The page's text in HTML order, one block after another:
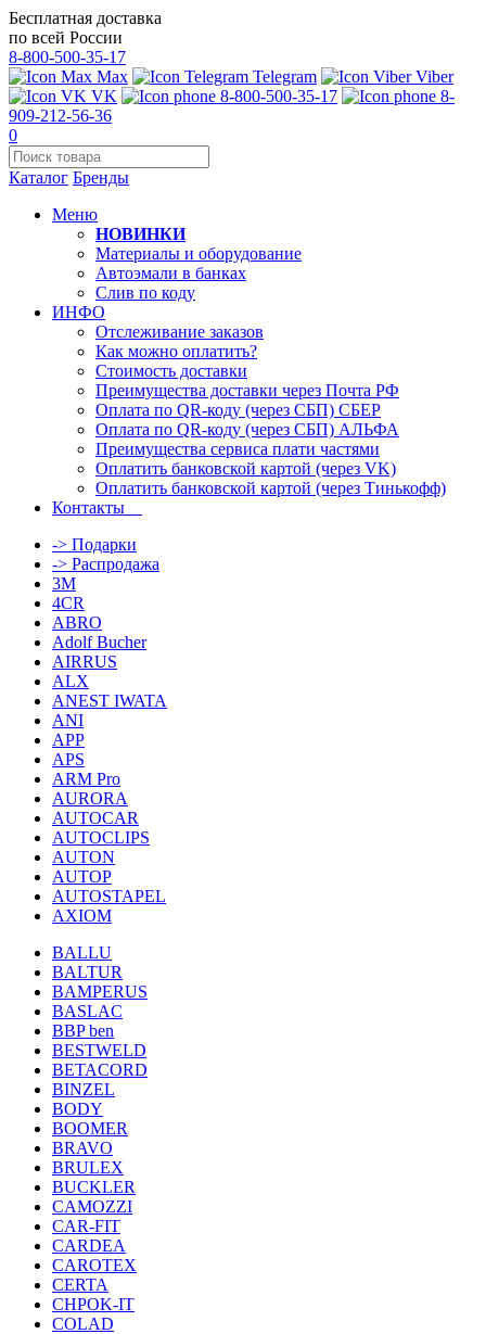
Бесплатная доставка
по всей России
8-800-500-35-17
Max
Telegram
Viber
VK
8-800-500-35-17
8-
909-212-56-36
0
Каталог Бренды
Меню
НОВИНКИ
Материалы и оборудование
Автоэмали в банках
Слив по коду
ИНФО
Отслеживание заказов
Как можно оплатить?
Стоимость доставки
Преимущества доставки через Почта РФ
Оплата по QR-коду (через СБП) СБЕР
Оплата по QR-коду (через СБП) АЛЬФА
Преимущества сервиса плати частями
Оплатить банковской картой (через VK)
Оплатить банковской картой (через Тинькофф)
Контакты
-> Подарки
-> Распродажа
3M
4CR
ABRO
Adolf Bucher
AIRRUS
ALX
ANEST IWATA
ANI
APP
APS
ARM Pro
AURORA
AUTOCAR
AUTOCLIPS
AUTON
AUTOP
AUTOSTAPEL
AXIOM
BALLU
BALTUR
BAMPERUS
BASLAC
BBP ben
BESTWELD
BETACORD
BINZEL
BODY
BOOMER
BRAVO
BRULEX
BUCKLER
CAMOZZI
CAR-FIT
CARDEA
CAROTEX
CERTA
CHPOK-IT
COLAD